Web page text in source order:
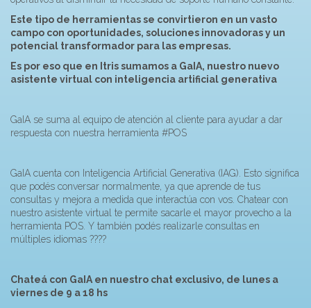
Este tipo de herramientas se convirtieron en un vasto
campo con oportunidades, soluciones innovadoras y un
potencial transformador para las empresas.
Es por eso que en Itris sumamos a GaIA, nuestro nuevo
asistente virtual con inteligencia artificial generativa
GaIA se suma al equipo de atención al cliente para ayudar a dar
respuesta con nuestra herramienta #POS
GaIA cuenta con Inteligencia Artificial Generativa (IAG). Esto significa
que podés conversar normalmente, ya que aprende de tus
consultas y mejora a medida que interactúa con vos. Chatear con
nuestro asistente virtual te permite sacarle el mayor provecho a la
herramienta POS. Y también podés realizarle consultas en
múltiples idiomas ????
Chateá con GaIA en nuestro chat exclusivo, de lunes a
viernes de 9 a 18 hs